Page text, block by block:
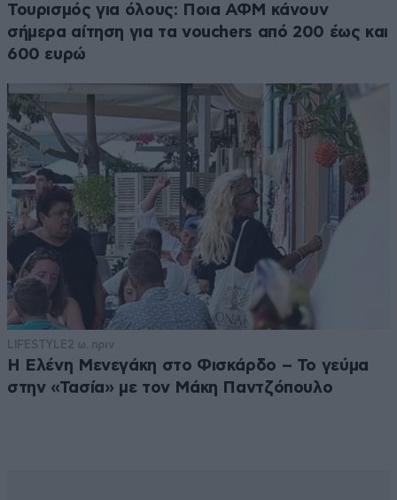
Τουρισμός για όλους: Ποια ΑΦΜ κάνουν
σήμερα αίτηση για τα vouchers από 200 έως και
600 ευρώ
LIFESTYLE2 ω. πριν
Η Ελένη Μενεγάκη στο Φισκάρδο – Το γεύμα
στην «Τασία» με τον Μάκη Παντζόπουλο